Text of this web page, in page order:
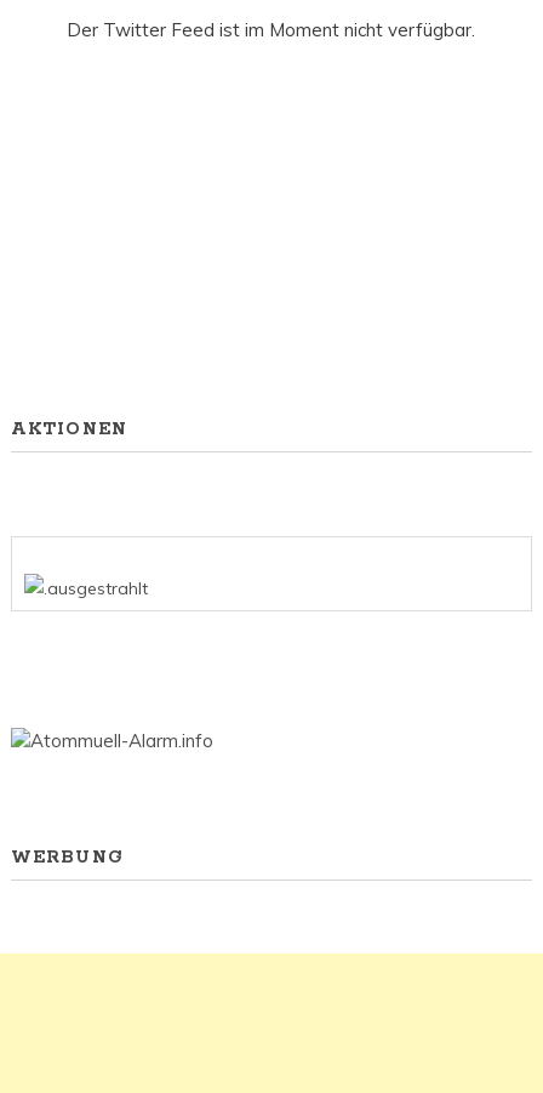
Der Twitter Feed ist im Moment nicht verfügbar.
AKTIONEN
WERBUNG